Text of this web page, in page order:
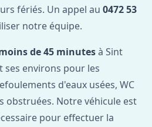
fériés. Un appel au 0472 53
notre équipe.
de 45 minutesà Sint
ses environs pour les
d'eaux usées, WC
obstruées. Notre véhicule est
pour effectuer la